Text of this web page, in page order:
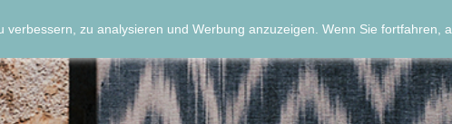
zu analysieren und Werbung anzuzeigen. Wenn Sie fortfahren,
40 34  +34 613 04 11 00